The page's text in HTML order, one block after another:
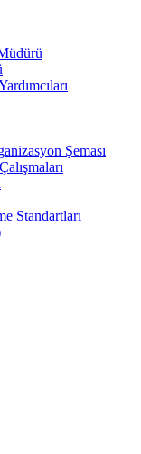
Şeması
Standartları